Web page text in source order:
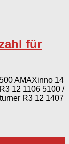
für
AMAXinno 14
12 1106 5100 /
R3 12 1407